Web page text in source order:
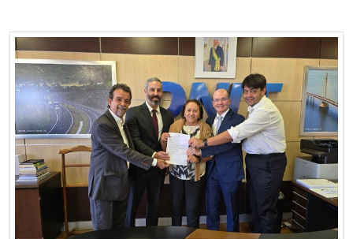
ASSEMBLEIA
DO
RN
ASSEMBLEIA
E
VOCÊ